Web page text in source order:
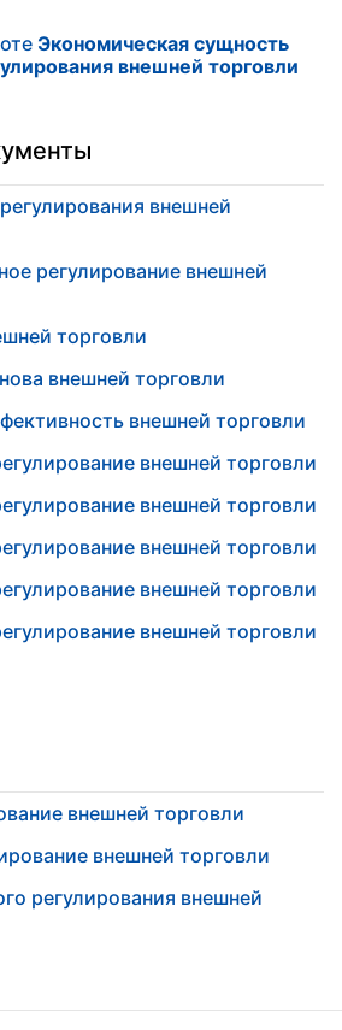
Экономическая сущность
внешней торговли
внешней
регулирование внешней
торговли
внешней торговли
внешней торговли
внешней торговли
внешней торговли
внешней торговли
внешней торговли
внешней торговли
внешней торговли
внешней торговли
регулирования внешней